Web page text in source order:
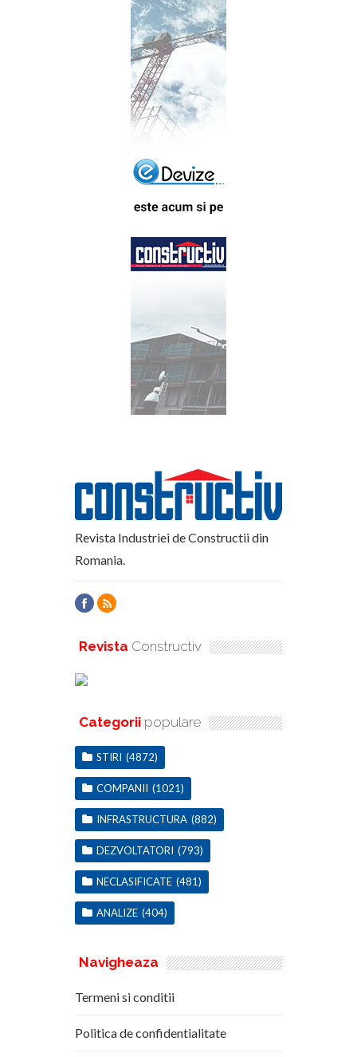
Revista Industriei de Constructii din
Romania.
Revista Constructiv
Categorii populare
STIRI (4872)
COMPANII (1021)
INFRASTRUCTURA (882)
DEZVOLTATORI (793)
NECLASIFICATE (481)
ANALIZE (404)
Navigheaza
Termeni si conditii
Politica de confidentialitate